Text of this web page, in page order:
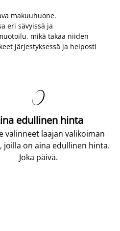
makuuhuone.
eri sävyissä ja
mikä takaa niiden
järjestyksessä ja helposti

edullinen hinta
valinneet laajan valikoiman
joilla on aina edullinen hinta.
Joka päivä.